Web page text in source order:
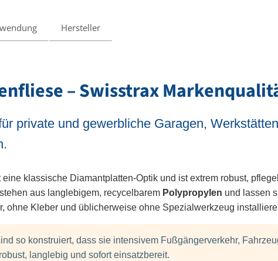
Hersteller
– Swisstrax
private und gewerbliche Garagen,
eine klassische Diamantplatten-Optik und ist extrem robust,
aus langlebigem, recycelbarem Polypropylen und lassen
ohne Kleber und üblicherweise ohne Spezialwerkzeug
so konstruiert, dass sie intensivem Fußgängerverkehr,
langlebig und sofort einsatzbereit.